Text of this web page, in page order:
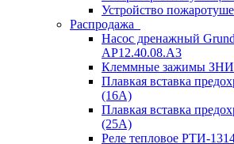
Устройство
Распродажа
Насос дренажный
АP12.40.08.A3
Клеммные зажимы
Плавкая вставка
(16А)
Плавкая вставка
(25А)
Реле тепловое РТИ-